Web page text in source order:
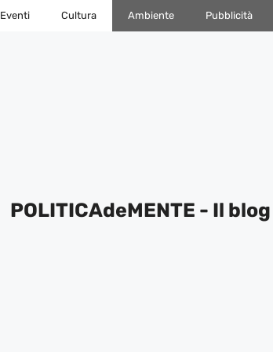
Eventi Cultura Ambiente Pubblicità
POLITICAdeMENTE - Il